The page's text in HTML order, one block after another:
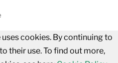
cookies. By continuing to
their use. To find out more,